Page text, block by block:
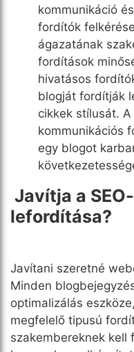
kommunikáció
fordítók
ágazatának
fordítások
hivatásos
blogját fordítják
cikkek stílusát.
kommunikációs
egy blogot
Javítja a
lefordítása?
Javítani szeretné
Minden
optimalizálás
megfelelő tipusú
szakembereknek kell